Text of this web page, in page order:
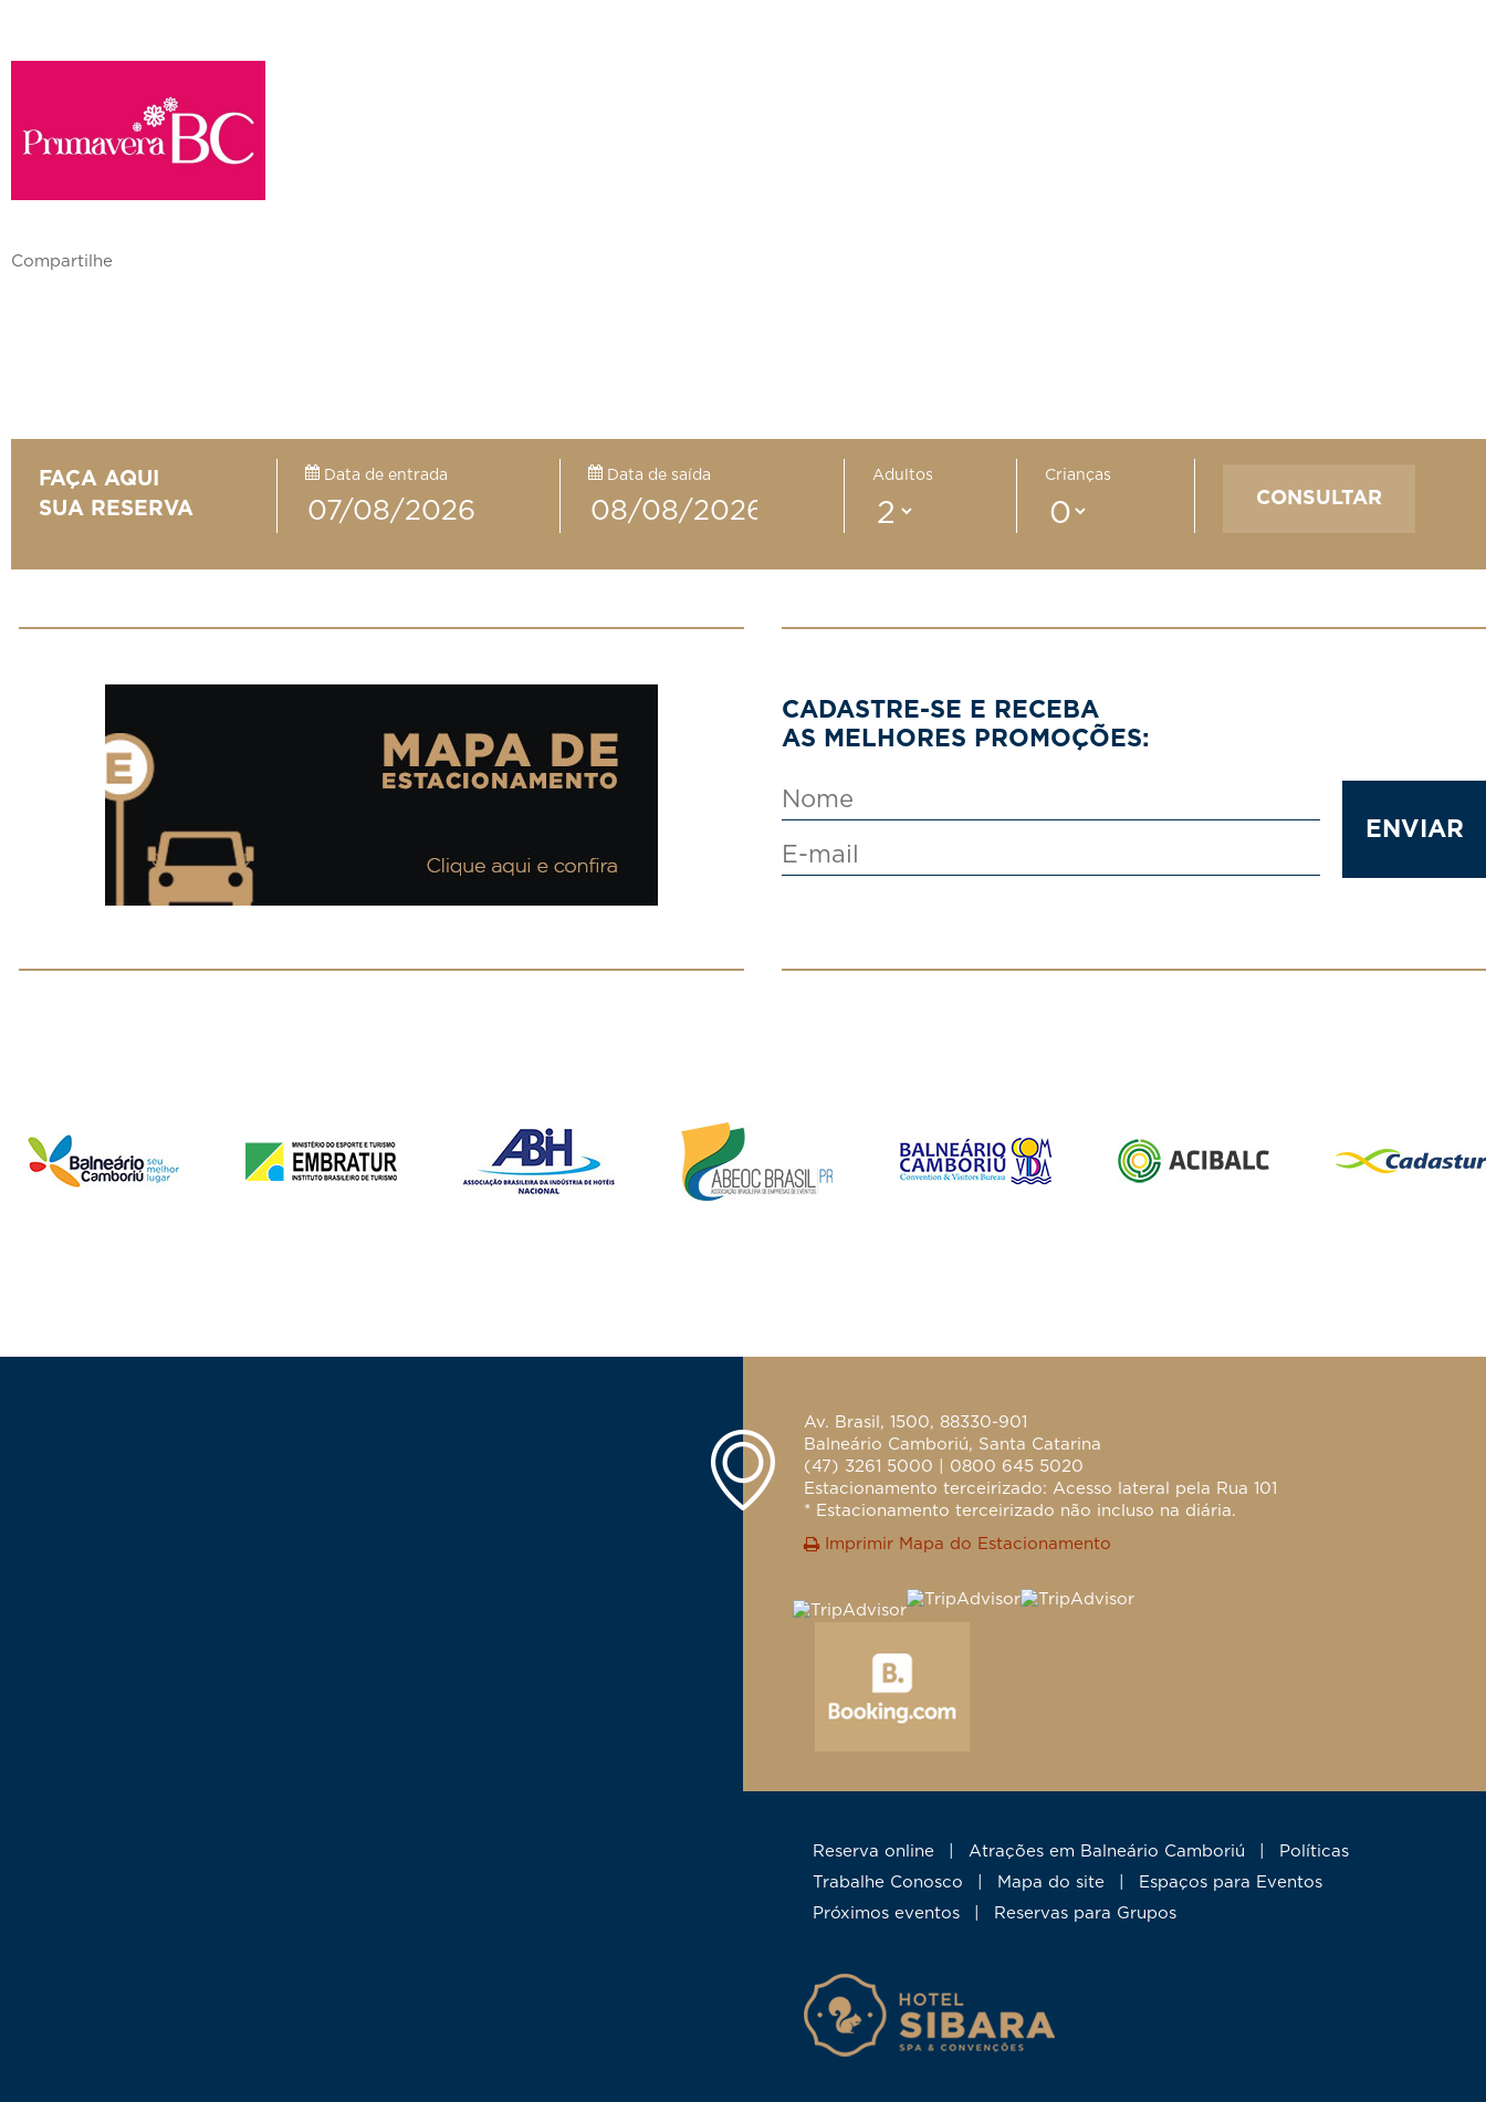
Compartilhe
FAÇA AQUI
SUA RESERVA
Data de entrada Data de saída Adultos Crianças
CADASTRE-SE E RECEBA
AS MELHORES PROMOÇÕES:
ENVIAR
Av. Brasil, 1500, 88330-901
Balneário Camboriú, Santa Catarina
(47) 3261 5000 | 0800 645 5020
Estacionamento terceirizado: Acesso lateral pela Rua 101
* Estacionamento terceirizado não incluso na diária.
Imprimir Mapa do Estacionamento
Reserva online Atrações em Balneário Camboriú
Políticas
Trabalhe Conosco
mapa do site
Espaços para Eventos
Próximos eventos
Reservas para Grupos